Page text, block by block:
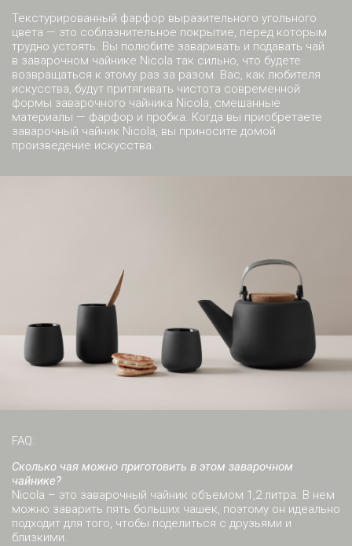
Текстурированный фарфор выразительного угольного
цвета — это соблазнительное покрытие, перед которым
трудно устоять. Вы полюбите заваривать и подавать чай
в заварочном чайнике Nicola так сильно, что будете
возвращаться к этому раз за разом. Вас, как любителя
искусства, будут притягивать чистота современной
формы заварочного чайника Nicola, смешанные
материалы — фарфор и пробка. Когда вы приобретаете
заварочный чайник Nicola, вы приносите домой
произведение искусства.
FAQ:
Сколько чая можно приготовить в этом заварочном
чайнике?
Nicola – это заварочный чайник объемом 1,2 литра. В нем
можно заварить пять больших чашек, поэтому он идеально
подходит для того, чтобы поделиться с друзьями и
близкими.